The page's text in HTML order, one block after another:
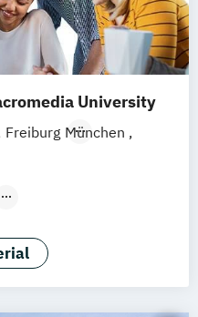
Voice Acting
University
Freiburg München